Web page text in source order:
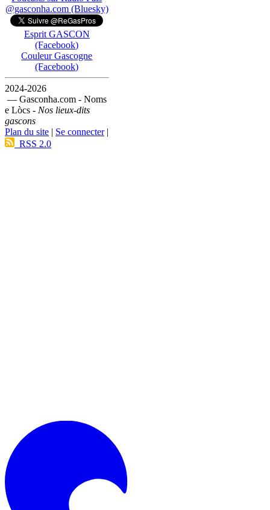
@gasconha.com (Bluesky)
Esprit GASCON
(Facebook)
Couleur Gascogne
(Facebook)
2024-2026
— Gasconha.com - Noms
e Lòcs - Nos lieux-dits
gascons
Plan du site | Se connecter|
RSS 2.0